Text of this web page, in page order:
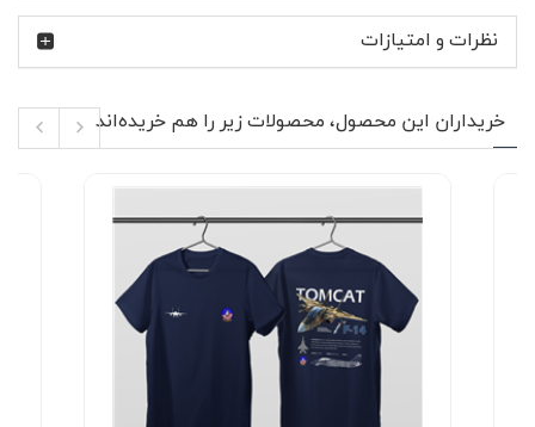
است که با موتور روتاری خاص خود، در دهه‌های ۸۰ و ۹۰
میلادی جایگاه ویژه‌ای میان علاقه‌مندان سرعت و تیونینگ
دنیا دارد. چاپ گرافیکی RX-7 روی قسمت جلوی تیشرت، ادای
احترامی به همین میراث هیجان‌انگیز است؛ طرحی که برای
علاقه‌مندان واقعی خودروهای JDM معنای عمیق‌تری دارد.
ویژگی‌های محصول 🔍
جنس پارچه: پنبه‌ای نرم، تنفس‌پذیر و مناسب استفاده
طولانی‌مدت
مدل: آستین کوتاه با یقه گرد کشباف مقاوم
چاپ گرافیکی Mazda RX-7 در قسمت جلوی لباس
پارچه بدون پرزدهی و بدون آب‌رفت در صورت
شستشوی صحیح
مناسب خانم ها و آقایان، قابل استفاده مشترک
دوخت تمیز و فرم مناسب برای استایل روزمره و اسپرت
نظرات و امتیازات
خریداران این محصول، محصولات زیر را هم خریده‌اند